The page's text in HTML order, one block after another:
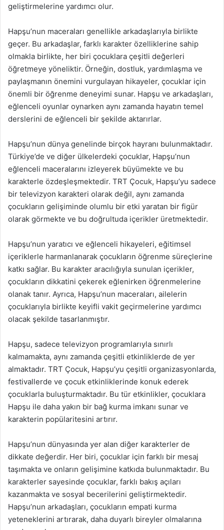
geliştirmelerine yardımcı olur.
Hapşu’nun maceraları genellikle arkadaşlarıyla birlikte
geçer. Bu arkadaşlar, farklı karakter özelliklerine sahip
olmakla birlikte, her biri çocuklara çeşitli değerleri
öğretmeye yöneliktir. Örneğin, dostluk, yardımlaşma ve
paylaşmanın önemini vurgulayan hikayeler, çocuklar için
önemli bir öğrenme deneyimi sunar. Hapşu ve arkadaşları,
eğlenceli oyunlar oynarken aynı zamanda hayatın temel
derslerini de eğlenceli bir şekilde aktarırlar.
Hapşu’nun dünya genelinde birçok hayranı bulunmaktadır.
Türkiye’de ve diğer ülkelerdeki çocuklar, Hapşu’nun
eğlenceli maceralarını izleyerek büyümekte ve bu
karakterle özdeşleşmektedir. TRT Çocuk, Hapşu’yu sadece
bir televizyon karakteri olarak değil, aynı zamanda
çocukların gelişiminde olumlu bir etki yaratan bir figür
olarak görmekte ve bu doğrultuda içerikler üretmektedir.
Hapşu’nun yaratıcı ve eğlenceli hikayeleri, eğitimsel
içeriklerle harmanlanarak çocukların öğrenme süreçlerine
katkı sağlar. Bu karakter aracılığıyla sunulan içerikler,
çocukların dikkatini çekerek eğlenirken öğrenmelerine
olanak tanır. Ayrıca, Hapşu’nun maceraları, ailelerin
çocuklarıyla birlikte keyifli vakit geçirmelerine yardımcı
olacak şekilde tasarlanmıştır.
Hapşu, sadece televizyon programlarıyla sınırlı
kalmamakta, aynı zamanda çeşitli etkinliklerde de yer
almaktadır. TRT Çocuk, Hapşu’yu çeşitli organizasyonlarda,
festivallerde ve çocuk etkinliklerinde konuk ederek
çocuklarla buluşturmaktadır. Bu tür etkinlikler, çocuklara
Hapşu ile daha yakın bir bağ kurma imkanı sunar ve
karakterin popülaritesini artırır.
Hapşu’nun dünyasında yer alan diğer karakterler de
dikkate değerdir. Her biri, çocuklar için farklı bir mesaj
taşımakta ve onların gelişimine katkıda bulunmaktadır. Bu
karakterler sayesinde çocuklar, farklı bakış açıları
kazanmakta ve sosyal becerilerini geliştirmektedir.
Hapşu’nun arkadaşları, çocukların empati kurma
yeteneklerini artırarak, daha duyarlı bireyler olmalarına